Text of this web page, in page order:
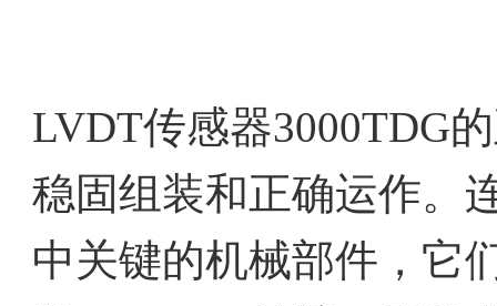
LVDT传感器3000TDG
稳固组装和正确运作。
中关键的机械部件，它